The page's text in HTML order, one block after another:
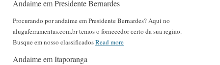
Andaime em Presidente Bernardes
Procurando por andaime em Presidente Bernardes? Aqui no
alugaferramentas.com.br temos o fornecedor certo da sua região.
Busque em nosso classificadosRead more
Andaime em Itaporanga